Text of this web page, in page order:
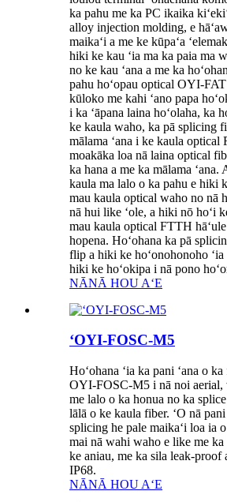
ka pahu me ka PC ikaika
alloy injection molding, e
maikaʻi a me ke kūpaʻa
hiki ke kau ʻia ma ka paia ma
no ke kau ʻana a me ka
pahu hoʻopau optical OYI-
kūloko me kahi ʻano papa
i ka ʻāpana laina hoʻolaha, ka
ke kaula waho, ka pā splicing
mālama ʻana i ke kaula
moakāka loa nā laina optical
ka hana a me ka mālama ʻana.
kaula ma lalo o ka pahu e hiki
mau kaula optical waho no nā
nā ​​​​​​hui like ʻole, a hiki nō hoʻi
mau kaula optical FTTH
hopena. Hoʻohana ka pā
flip a hiki ke hoʻonohonoho
hiki ke hoʻokipa i nā pono
NĀNĀ HOU AʻE
ʻOYI-FOSC-M5
Hoʻohana ʻia ka pani ʻana o
OYI-FOSC-M5 i nā noi aerial,
me lalo o ka honua no ka
lālā o ke kaula fiber. ʻO nā
splicing he pale maikaʻi loa ia
mai nā wahi waho e like me
ke aniau, me ka sila leak-proof
IP68.
NĀNĀ HOU AʻE